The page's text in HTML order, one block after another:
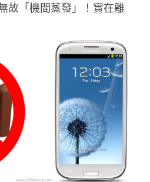
故「機間蒸發」！實在離